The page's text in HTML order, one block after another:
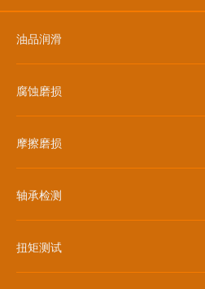
油品润滑
腐蚀磨损
摩擦磨损
轴承检测
扭矩测试